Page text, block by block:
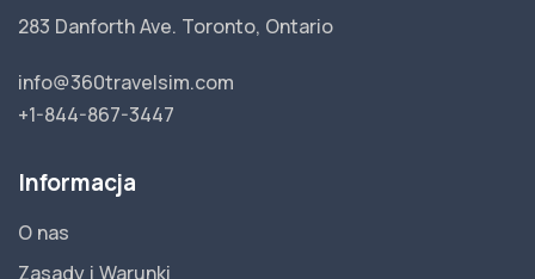
283 Danforth Ave. Toronto, Ontario
info@360travelsim.com
+1-844-867-3447
Informacja
O nas
Zasady i Warunki